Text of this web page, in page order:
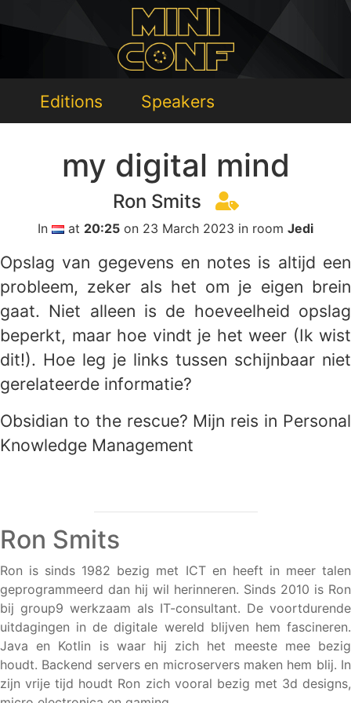
Editions Speakers
my digital mind
Ron Smits
In at 20:25 on 23 March 2023 in room Jedi
Opslag van gegevens en notes is altijd een
probleem, zeker als het om je eigen brein
gaat. Niet alleen is de hoeveelheid opslag
beperkt, maar hoe vindt je het weer (Ik wist
dit!). Hoe leg je links tussen schijnbaar niet
gerelateerde informatie?
Obsidian to the rescue? Mijn reis in Personal
Knowledge Management
Ron Smits
Ron is sinds 1982 bezig met ICT en heeft in meer talen
geprogrammeerd dan hij wil herinneren. Sinds 2010 is Ron
bij group9 werkzaam als IT-consultant. De voortdurende
uitdagingen in de digitale wereld blijven hem fascineren.
Java en Kotlin is waar hij zich het meeste mee bezig
houdt. Backend servers en microservers maken hem blij. In
zijn vrije tijd houdt Ron zich vooral bezig met 3d designs,